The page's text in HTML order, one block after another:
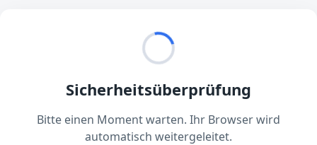
Sicherheitsüberprüfung
Bitte einen Moment warten. Ihr Browser wird
automatisch weitergeleitet.